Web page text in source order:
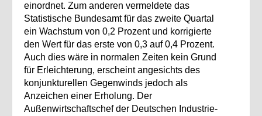
einordnet. Zum anderen vermeldete das
Statistische Bundesamt für das zweite Quartal
ein Wachstum von 0,2 Prozent und korrigierte
den Wert für das erste von 0,3 auf 0,4 Prozent.
Auch dies wäre in normalen Zeiten kein Grund
für Erleichterung, erscheint angesichts des
konjunkturellen Gegenwinds jedoch als
Anzeichen einer Erholung. Der
Außenwirtschaftschef der Deutschen Industrie-